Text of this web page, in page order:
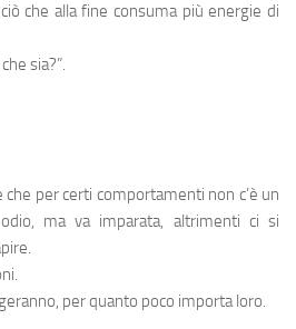
che alla fine consuma più energie di
sia?”.
per certi comportamenti non c’è un
ma va imparata, altrimenti ci si
per quanto poco importa loro.